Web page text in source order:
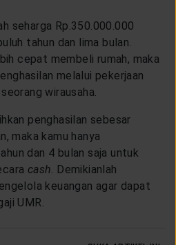
seharga Rp.350.000.000
tahun dan lima bulan.
cepat membeli rumah, maka
melalui pekerjaan
wirausaha.
penghasilan sebesar
maka kamu hanya
dan 4 bulan saja untuk
cash . Demikianlah
keuangan agar dapat
UMR.